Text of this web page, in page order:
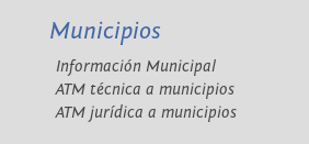
Municipios
Información Municipal
ATM técnica a municipios
ATM jurídica a municipios